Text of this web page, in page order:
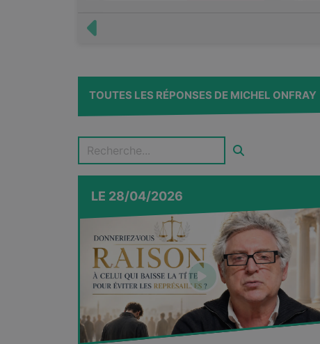
TOUTES LES RÉPONSES DE MICHEL ONFRAY
LE 28/04/2026